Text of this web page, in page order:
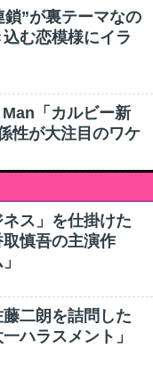
鎖”が裏テーマなの
む恋模様にイラ
「カルビー新
性が大注目のワケ
ス」を仕掛けた
慎吾の主演作
二朗を詰問した
ハラスメント」